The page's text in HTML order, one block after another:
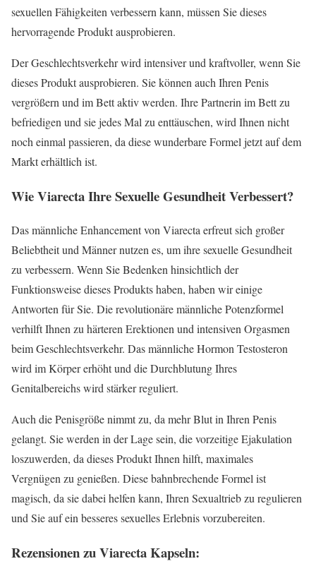
sexuellen Fähigkeiten verbessern kann, müssen Sie dieses
hervorragende Produkt ausprobieren.
Der Geschlechtsverkehr wird intensiver und kraftvoller, wenn Sie
dieses Produkt ausprobieren. Sie können auch Ihren Penis
vergrößern und im Bett aktiv werden. Ihre Partnerin im Bett zu
befriedigen und sie jedes Mal zu enttäuschen, wird Ihnen nicht
noch einmal passieren, da diese wunderbare Formel jetzt auf dem
Markt erhältlich ist.
Wie Viarecta Ihre Sexuelle Gesundheit Verbessert?
Das männliche Enhancement von Viarecta erfreut sich großer
Beliebtheit und Männer nutzen es, um ihre sexuelle Gesundheit
zu verbessern. Wenn Sie Bedenken hinsichtlich der
Funktionsweise dieses Produkts haben, haben wir einige
Antworten für Sie. Die revolutionäre männliche Potenzformel
verhilft Ihnen zu härteren Erektionen und intensiven Orgasmen
beim Geschlechtsverkehr. Das männliche Hormon Testosteron
wird im Körper erhöht und die Durchblutung Ihres
Genitalbereichs wird stärker reguliert.
Auch die Penisgröße nimmt zu, da mehr Blut in Ihren Penis
gelangt. Sie werden in der Lage sein, die vorzeitige Ejakulation
loszuwerden, da dieses Produkt Ihnen hilft, maximales
Vergnügen zu genießen. Diese bahnbrechende Formel ist
magisch, da sie dabei helfen kann, Ihren Sexualtrieb zu regulieren
und Sie auf ein besseres sexuelles Erlebnis vorzubereiten.
Rezensionen zu Viarecta Kapseln: